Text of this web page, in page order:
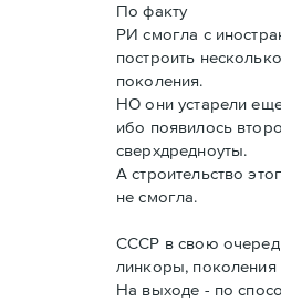
По факту
РИ смогла с
построить
поколения.
НО они устарели
ибо появилось
сверхдредноуты.
А строительство
не смогла.
СССР в свою
линкоры,
На выходе - по